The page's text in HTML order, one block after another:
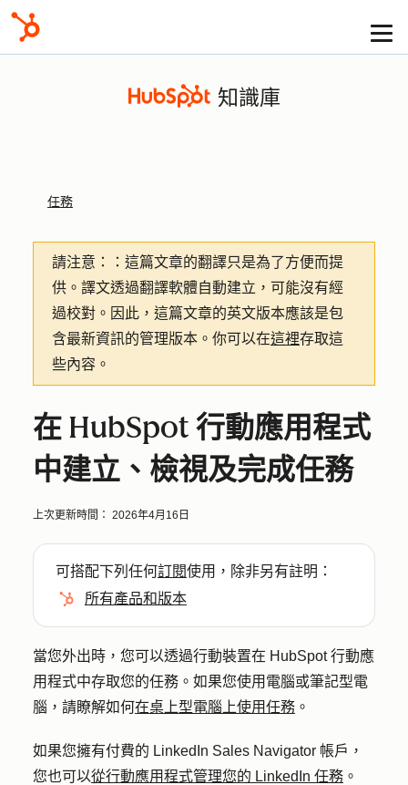
知識庫
任務
請注意：
：這篇文章的翻譯只是為了方便而提
供。譯文透過翻譯軟體自動建立，可能沒有經
過校對。因此，這篇文章的英文版本應該是包
含最新資訊的管理版本。你可以在這裡存取這
些內容。
在 HubSpot 行動應用程式
中建立、檢視及完成任務
上次更新時間： 2026年4月16日
可搭配下列任何訂閱使用，除非另有註明：
所有產品和版本
當您外出時，您可以透過行動裝置在 HubSpot 行動應
用程式中存取您的任務。如果您使用電腦或筆記型電
腦，請瞭解如何在桌上型電腦上使用任務 。
如果您擁有付費的 LinkedIn Sales Navigator 帳戶，
您也可以從行動應用程式管理您的 LinkedIn 任務 。